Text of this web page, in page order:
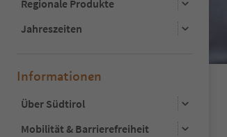
Regionale Produkte
Jahreszeiten
Informationen
Über Südtirol
Mobilität & Barrierefreiheit